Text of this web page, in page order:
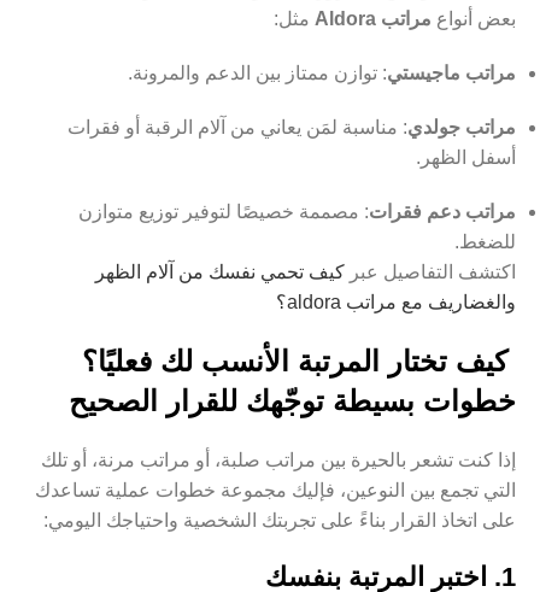
بعض أنواع مراتب Aldora مثل:
مراتب ماجيستي: توازن ممتاز بين الدعم والمرونة.
مراتب جولدي: مناسبة لمَن يعاني من آلام الرقبة أو فقرات
أسفل الظهر.
مراتب دعم فقرات: مصممة خصيصًا لتوفير توزيع متوازن
للضغط.
اكتشف التفاصيل عبر كيف تحمي نفسك من آلام الظهر
والغضاريف مع مراتب aldora؟
كيف تختار المرتبة الأنسب لك فعليًا؟
خطوات بسيطة توجّهك للقرار الصحيح
إذا كنت تشعر بالحيرة بين مراتب صلبة، أو مراتب مرنة، أو تلك
التي تجمع بين النوعين، فإليك مجموعة خطوات عملية تساعدك
على اتخاذ القرار بناءً على تجربتك الشخصية واحتياجك اليومي:
1. اختبر المرتبة بنفسك